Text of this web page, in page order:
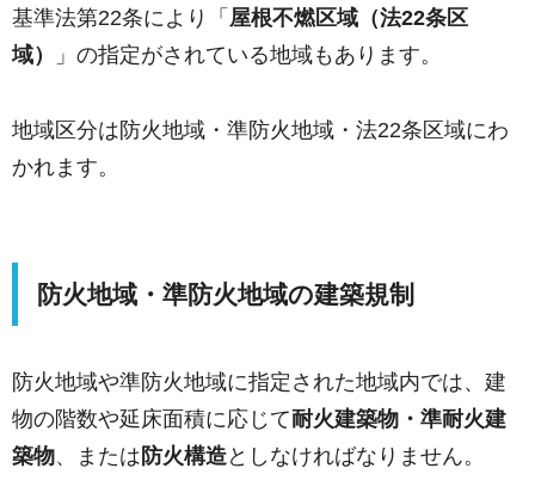
基準法第22条により「 屋根不燃区域（法22条区
域）
」の指定がされている地域もあります。
地域区分は防火地域・準防火地域・法22条区域にわ
かれます。
防火地域・準防火地域の建築規制
防火地域や準防火地域に指定された地域内では、建
物の階数や延床面積に応じて耐火建築物・準耐火建
築物、または 防火構造としなければなりません。